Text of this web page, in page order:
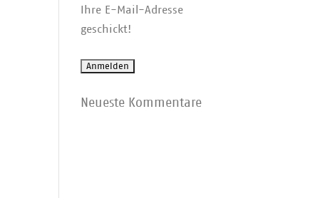
Ihre E-Mail-Adresse
geschickt!
Neueste Kommentare